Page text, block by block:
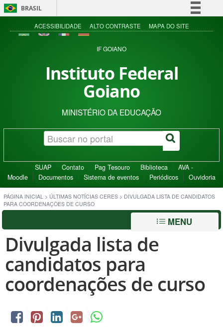
BRASIL
Simplifique!
Acesso à informação
ACESSIBILIDADE ALTO CONTRASTE MAPA DO SITE
IF GOIANO
Instituto Federal
Goiano
MINISTÉRIO DA EDUCAÇÃO
SUAP Contato Pag Tesouro Biblioteca
AVA -
Moodle
Documentos Sistema de eventos Periódicos Ouvidoria
PÁGINA INICIAL > ÚLTIMAS NOTÍCIAS CERES > DIVULGADA LISTA DE CANDIDATOS
PARA COORDENAÇÕES DE CURSO
MENU
Divulgada lista de
candidatos para
coordenações de curso